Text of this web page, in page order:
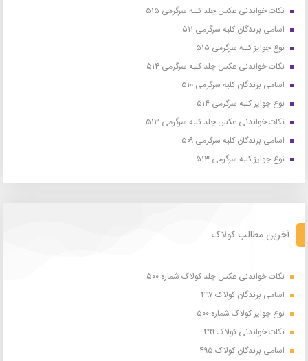
نکات خواندنی عکس جلد کلبه سرگرمی ۵۱۵
اسامی برندگان کلبه سرگرمی ۵۱۱
نوع جوایز کلبه سرگرمی ۵۱۵
نکات خواندنی عکس جلد کلبه سرگرمی ۵۱۴
اسامی برندگان کلبه سرگرمی ۵۱۰
نوع جوایز کلبه سرگرمی ۵۱۴
نکات خواندنی عکس جلد کلبه سرگرمی ۵۱۳
اسامی برندگان کلبه سرگرمی ۵۰۹
نوع جوایز کلبه سرگرمی ۵۱۳
آخرین مطالب کولاک
نکات خواندنی عکس جلد کولاک شماره ۵۰۰
اسامی برندگان کولاک ۴۹۷
نوع جوایز کولاک شماره ۵۰۰
نکات خواندنی کولاک ۴۹۹
اسامی برندگان کولاک ۴۹۵